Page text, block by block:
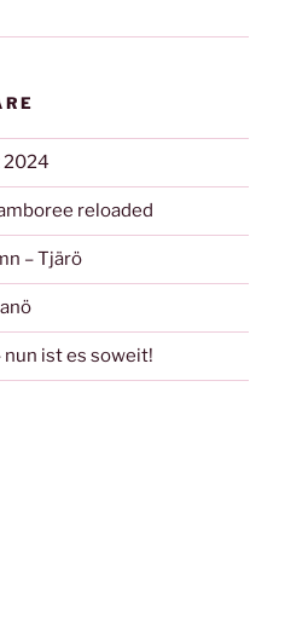
2024
reloaded
– Tjärö
ist es soweit!